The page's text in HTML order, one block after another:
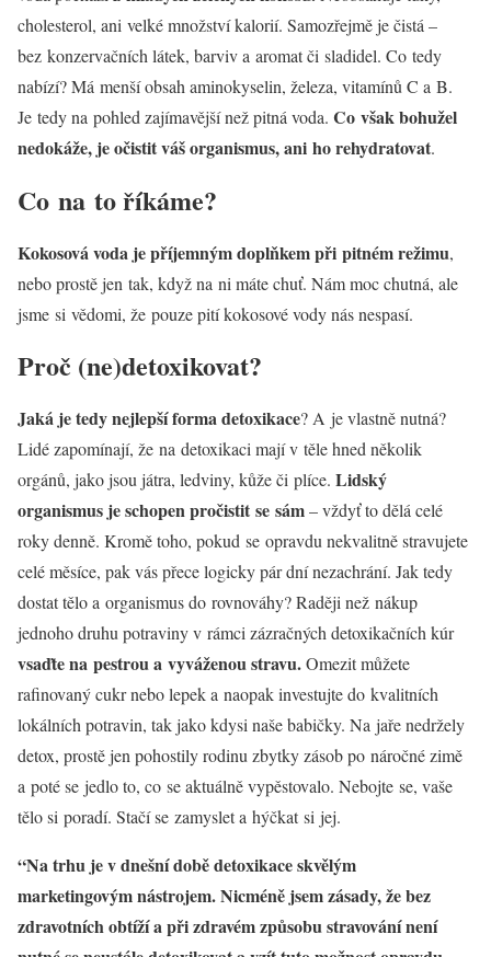
cholesterol, ani velké množství kalorií. Samozřejmě je čistá –
bez konzervačních látek, barviv a aromat či sladidel. Co tedy
nabízí? Má menší obsah aminokyselin, železa, vitamínů C a B.
Je tedy na pohled zajímavější než pitná voda. Co však bohužel
nedokáže, je očistit váš organismus, ani ho rehydratovat.
Co na to říkáme?
Kokosová voda je příjemným doplňkem při pitném režimu,
nebo prostě jen tak, když na ni máte chuť. Nám moc chutná, ale
jsme si vědomi, že pouze pití kokosové vody nás nespasí.
Proč (ne)detoxikovat?
Jaká je tedy nejlepší forma detoxikace? A je vlastně nutná?
Lidé zapomínají, že na detoxikaci mají v těle hned několik
orgánů, jako jsou játra, ledviny, kůže či plíce. Lidský
organismus je schopen pročistit se sám– vždyť to dělá celé
roky denně. Kromě toho, pokud se opravdu nekvalitně stravujete
celé měsíce, pak vás přece logicky pár dní nezachrání. Jak tedy
dostat tělo a organismus do rovnováhy? Raději než nákup
jednoho druhu potraviny v rámci zázračných detoxikačních kúr
vsaďte na pestrou a vyváženou stravu.Omezit můžete
rafinovaný cukr nebo lepek a naopak investujte do kvalitních
lokálních potravin, tak jako kdysi naše babičky. Na jaře nedržely
detox, prostě jen pohostily rodinu zbytky zásob po náročné zimě
a poté se jedlo to, co se aktuálně vypěstovalo. Nebojte se, vaše
tělo si poradí. Stačí se zamyslet a hýčkat si jej.
“Na trhu je v dnešní době detoxikace skvělým
marketingovým nástrojem. Nicméně jsem zásady, že bez
zdravotních obtíží a při zdravém způsobu stravování není